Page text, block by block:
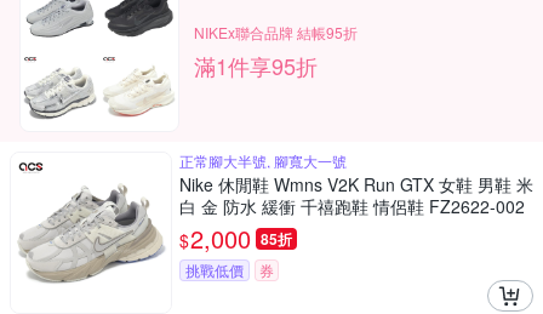
NIKEx聯合品牌 結帳95折
滿1件享95折
正常腳大半號, 腳寬大一號
Nike 休閒鞋 Wmns V2K Run GTX 女鞋 男鞋 米
白 金 防水 緩衝 千禧跑鞋 情侶鞋 FZ2622-002
$2,000 85折
挑戰低價 券